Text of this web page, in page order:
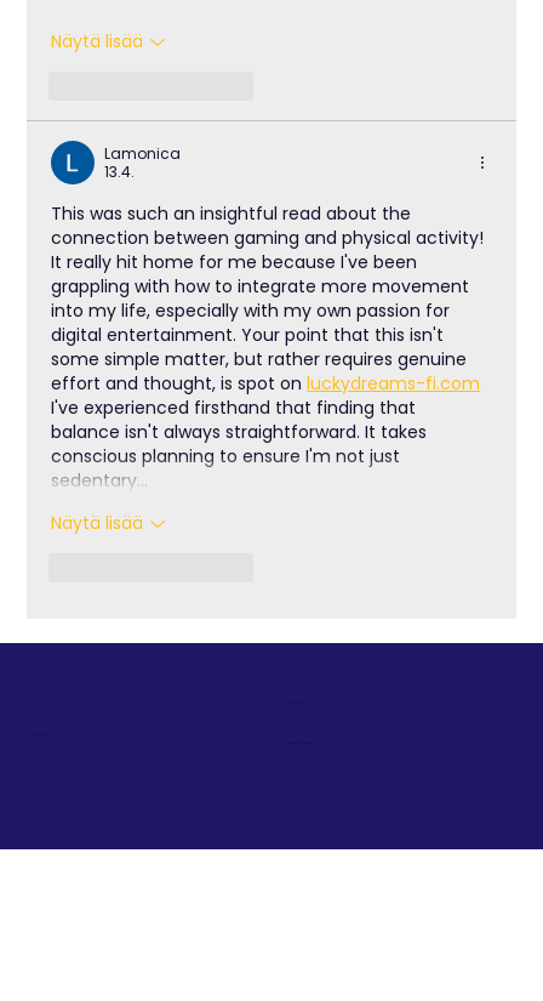
Näytä lisää
Lamonica
13.4.
This was such an insightful read about the
connection between gaming and physical activity!
It really hit home for me because I've been
grappling with how to integrate more movement
into my life, especially with my own passion for
digital entertainment. Your point that this isn't
some simple matter, but rather requires genuine
effort and thought, is spot on luckydreams-fi.com
I've experienced firsthand that finding that
balance isn't always straightforward. It takes
conscious planning to ensure I'm not just
sedentary…
Näytä lisää
TIETOSUOJA
TIETOA MEISTÄ
ETUSIVU
koordinaattori@incoach.fi
+358 50 492 7787